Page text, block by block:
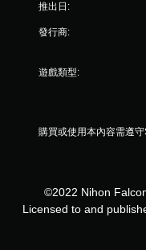
推出日:
發行商:
遊戲類型:
購買或使用本內容需遵守
©2022 Nihon
Licensed to and